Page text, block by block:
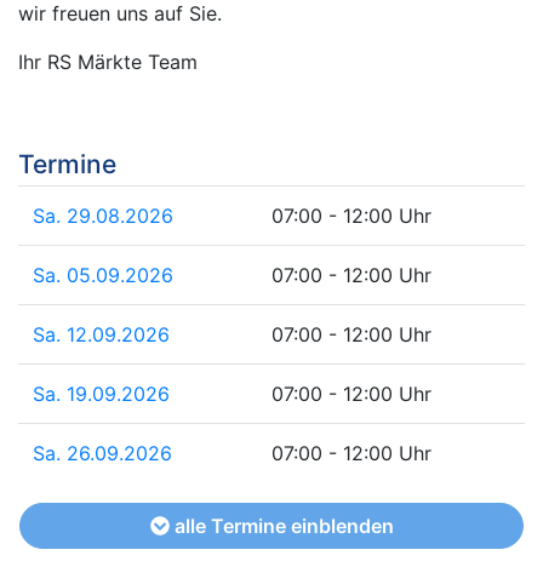
wir freuen uns auf Sie.
Ihr RS Märkte Team
Termine
Sa. 29.08.2026 07:00 - 12:00 Uhr
Sa. 05.09.2026 07:00 - 12:00 Uhr
Sa. 12.09.2026 07:00 - 12:00 Uhr
Sa. 19.09.2026 07:00 - 12:00 Uhr
Sa. 26.09.2026 07:00 - 12:00 Uhr
alle Termine einblenden